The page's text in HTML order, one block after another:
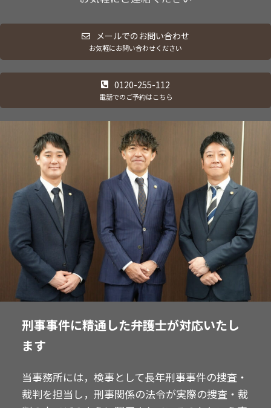
メールでのお問い合わせ
お気軽にお問い合わせください
0120-255-112
電話でのご予約はこちら
刑事事件に精通した弁護士が対応いたし
ます
当事務所には，検事として長年刑事事件の捜査・
裁判を担当し，刑事関係の法令が実際の捜査・裁